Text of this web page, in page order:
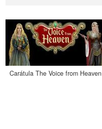
Carátula The Voice from Heaven